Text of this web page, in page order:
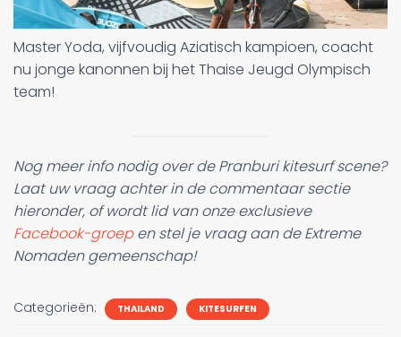
Master Yoda, vijfvoudig Aziatisch kampioen, coacht
nu jonge kanonnen bij het Thaise Jeugd Olympisch
team!
Nog meer info nodig over de Pranburi kitesurf scene?
Laat uw vraag achter in de commentaar sectie
hieronder, of wordt lid van onze exclusieve
Facebook-groepen stel je vraag aan de Extreme
Nomaden gemeenschap!
Categorieën: THAILAND KITESURFEN